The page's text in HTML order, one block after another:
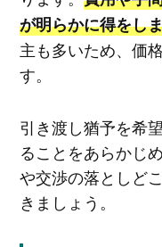
が明らかに得をし
主も多いため、価
す。
引き渡し猶予を希
ることをあらかじ
や交渉の落としど
きましょう。